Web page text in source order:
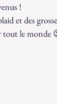
!
et des
tout le monde